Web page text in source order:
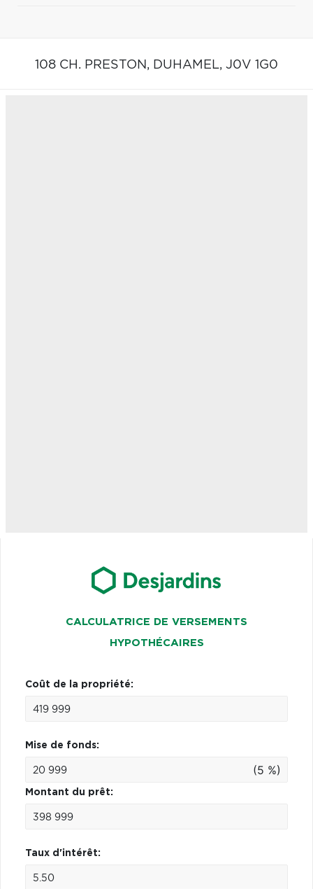
108 CH. PRESTON, DUHAMEL, J0V 1G0
CALCULATRICE DE VERSEMENTS
HYPOTHÉCAIRES
Coût de la propriété:
Mise de fonds:
(5 %)
Montant du prêt:
Taux d'intérêt: